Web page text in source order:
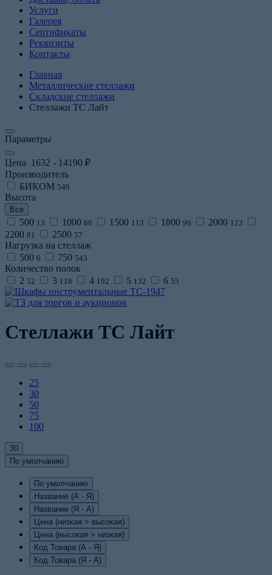
Услуги
Галерея
Сертификаты
Реквизиты
Контакты
Главная
Металлические стеллажи
Складские стеллажи
Стеллажи ТС Лайт
Параметры
Цена 1632 - 14190 ₽
Производитель
БИКОМ 549
Высота
Все
500 13 1000 66 1500 113 1800 96 2000 123
2200 81 2500 57
Нагрузка на стеллаж
500 6 750 543
Количество полок
2 52 3 118 4 192 5 132 6 55
Стеллажи ТС Лайт
25
30
50
75
100
30
По умолчанию
По умолчанию
Название (А - Я)
Название (Я - А)
Цена (низкая > высокая)
Цена (высокая > низкая)
Код Товара (А - Я)
Код Товара (Я - А)